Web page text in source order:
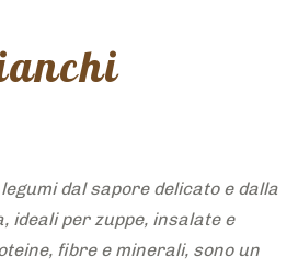
dal sapore delicato e dalla
ideali per zuppe, insalate e
fibre e minerali, sono un